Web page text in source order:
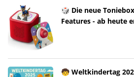
🎲 Die neue
Features - ab heute
🧒 Weltkindertag